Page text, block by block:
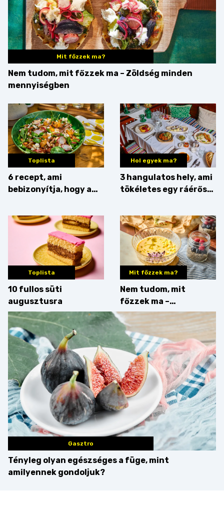
Mit főzzek ma?
Nem tudom, mit főzzek ma – Zöldség minden
mennyiségben
Toplista
6 recept, ami
bebizonyítja, hogy a
zseniális
Hol egyek ma?
3 hangulatos hely, ami
tökéletes egy ráérős
Toplista
10 fullos süti
augusztusra
Mit főzzek ma?
Nem tudom, mit
főzzek ma –
Villámgyors menü
Gasztro
Tényleg olyan egészséges a füge, mint
amilyennek gondoljuk?